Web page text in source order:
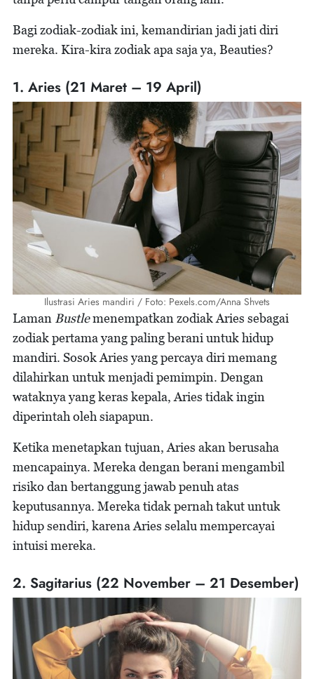
Bagi zodiak-zodiak ini, kemandirian jadi jati diri
mereka. Kira-kira zodiak apa saja ya, Beauties?
1. Aries (21 Maret – 19 April)
Ilustrasi Aries mandiri / Foto: Pexels.com/Anna Shvets
Laman Bustlemenempatkan zodiak Aries sebagai
zodiak pertama yang paling berani untuk hidup
mandiri. Sosok Aries yang percaya diri memang
dilahirkan untuk menjadi pemimpin. Dengan
wataknya yang keras kepala, Aries tidak ingin
diperintah oleh siapapun.
Ketika menetapkan tujuan, Aries akan berusaha
mencapainya. Mereka dengan berani mengambil
risiko dan bertanggung jawab penuh atas
keputusannya. Mereka tidak pernah takut untuk
hidup sendiri, karena Aries selalu mempercayai
intuisi mereka.
2. Sagitarius (22 November – 21 Desember)